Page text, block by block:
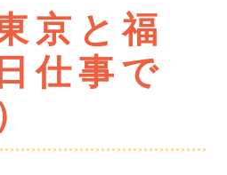
京と福
仕事で